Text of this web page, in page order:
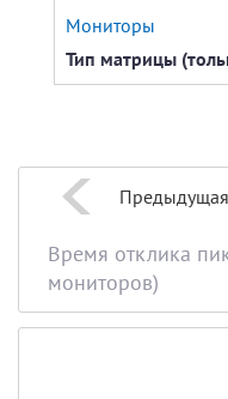
Мониторы
Тип матрицы
Предыдущая
Время отклика
мониторов)